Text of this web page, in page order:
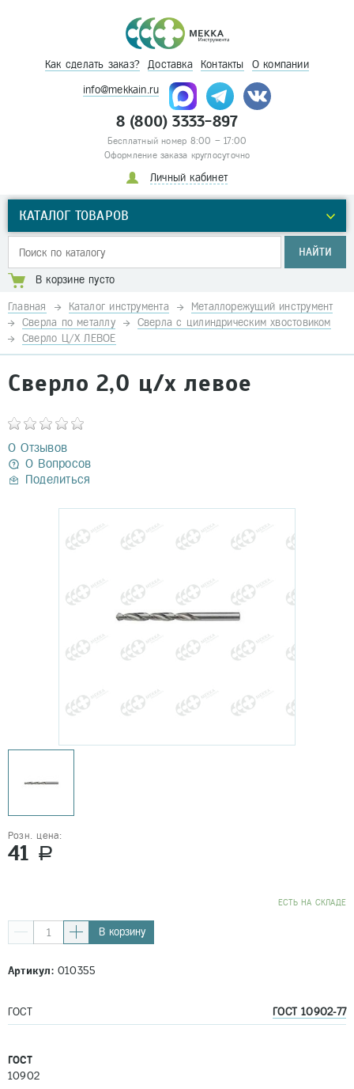
Как сделать заказ? Доставка Контакты О компании
info@mekkain.ru
8 (800) 3333-897
Бесплатный номер 8:00 – 17:00
Оформление заказа круглосуточно
Личный кабинет
КАТАЛОГ ТОВАРОВ
НАЙТИ
В корзине пусто
Главная Каталог инструмента
Металлорежущий инструмент
Сверла по металлу
Сверла с цилиндрическим хвостовиком
Сверло Ц/Х ЛЕВОЕ
Сверло 2,0 ц/х левое
0 Отзывов
0 Вопросов
Поделиться
Розн. цена:
41 a
EСТЬ НА СКЛАДЕ
В корзину
Артикул:010355
ГОСТ ГОСТ 10902-77
ГОСТ
10902